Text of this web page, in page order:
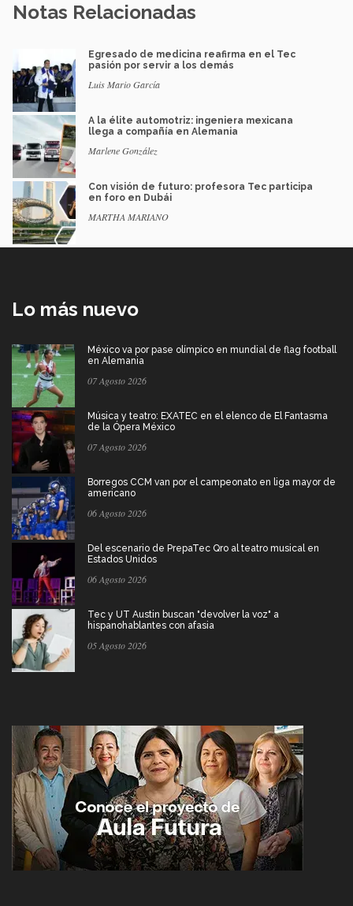
Notas Relacionadas
Egresado de medicina reafirma en el Tec
pasión por servir a los demás
Luis Mario García
A la élite automotriz: ingeniera mexicana
llega a compañía en Alemania
Marlene González
Con visión de futuro: profesora Tec participa
en foro en Dubái
MARTHA MARIANO
Lo más nuevo
México va por pase olímpico en mundial de flag football
en Alemania
07 Agosto 2026
Música y teatro: EXATEC en el elenco de El Fantasma
de la Ópera México
07 Agosto 2026
Borregos CCM van por el campeonato en liga mayor de
americano
06 Agosto 2026
Del escenario de PrepaTec Qro al teatro musical en
Estados Unidos
06 Agosto 2026
Tec y UT Austin buscan "devolver la voz" a
hispanohablantes con afasia
05 Agosto 2026